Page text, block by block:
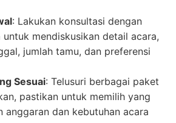
: Lakukan konsultasi dengan
untuk mendiskusikan detail acara,
jumlah tamu, dan preferensi
Sesuai: Telusuri berbagai paket
pastikan untuk memilih yang
anggaran dan kebutuhan acara